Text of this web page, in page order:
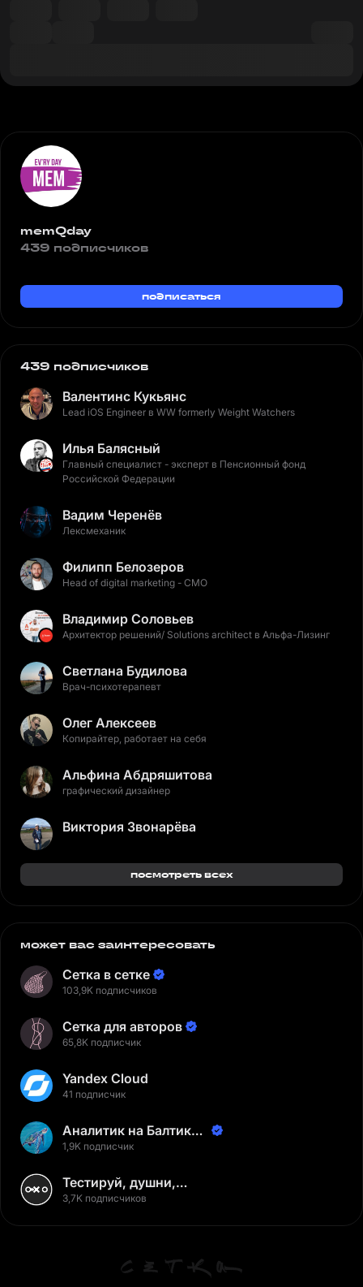
memQday
439 подписчиков
подписаться
439 подписчиков
Валентинс Кукьянс
Lead iOS Engineer в WW formerly Weight Watchers
Илья Балясный
Главный специалист - эксперт в Пенсионный фонд
Российской Федерации
Вадим Черенёв
Лексмеханик
Филипп Белозеров
Head of digital marketing - CMO
Владимир Соловьев
Архитектор решений/ Solutions architect в Альфа-Лизинг
Светлана Будилова
Врач-психотерапевт
Олег Алексеев
Копирайтер, работает на себя
Альфина Абдряшитова
графический дизайнер
Виктория Звонарёва
посмотреть всех
может вас заинтересовать
Сетка в сетке
103,9K подписчиков
Сетка для авторов
65,8K подписчик
Yandex Cloud
41 подписчик
Аналитик на Балтике |
Неверов Станислав
1,9K подписчик
Тестируй, душни,
наслаждайся
3,7K подписчиков